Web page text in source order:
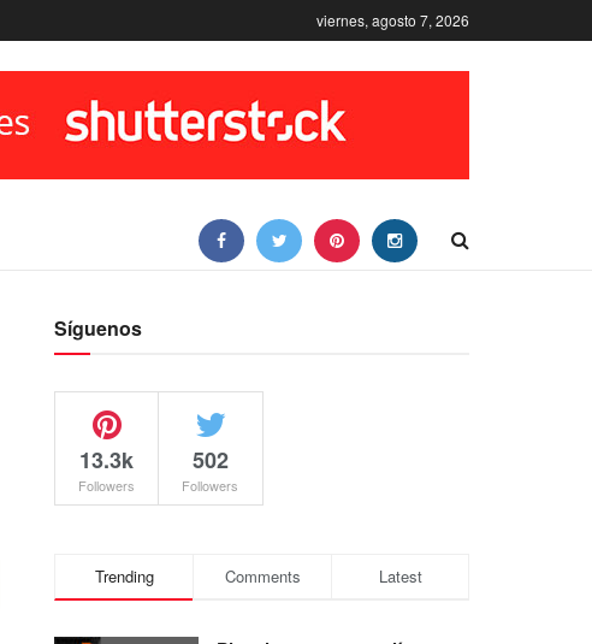
viernes, agosto 7, 2026
Síguenos
13.3k
Followers
502
Followers
Trending Comments Latest